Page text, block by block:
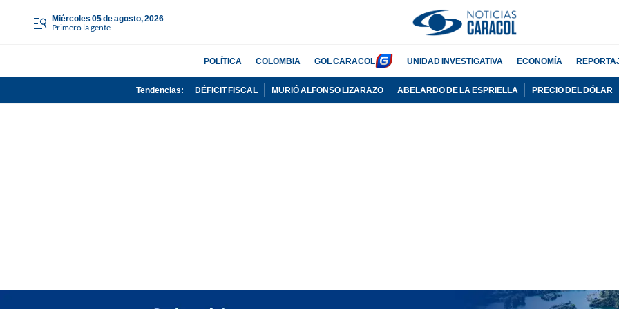
miércoles 05 de agosto, 2026
Primero la gente
POLÍTICA COLOMBIA GOL CARACOL UNIDAD INVESTIGATIVA ECONOMÍA
Tendencias: DÉFICIT FISCAL MURIÓ ALFONSO LIZARAZO ABELARDO DE LA ESPRIELLA PRECIO DEL DÓLAR